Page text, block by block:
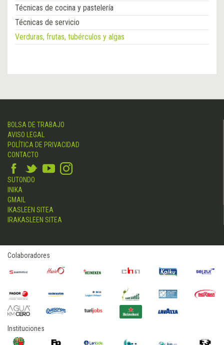
Técnicas de cocina y pastelería
Técnicas de servicio
Verduras, frutas, tubérculos y algas
BOLSA DE TRABAJO
AVISO LEGAL
POLÍTICA DE PRIVACIDAD
CONTACTO
SUTONDO
INIKA
GMAIL
IKASLEEN SITEA
IRAKASLEEN SITEA
Colaboradores
Instituciones